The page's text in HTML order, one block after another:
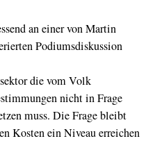
an einer von Martin
Podiumsdiskussion
die vom Volk
nicht in Frage
muss. Die Frage bleibt
Kosten ein Niveau erreichen